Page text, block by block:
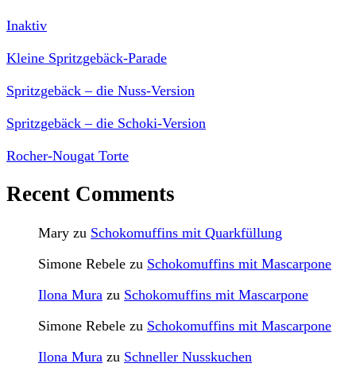
Inaktiv
Kleine Spritzgebäck-Parade
Spritzgebäck – die Nuss-Version
Spritzgebäck – die Schoki-Version
Rocher-Nougat Torte
Recent Comments
Mary zu Schokomuffins mit Quarkfüllung
Simone Rebele zu Schokomuffins mit Mascarpone
Ilona Mura zu Schokomuffins mit Mascarpone
Simone Rebele zu Schokomuffins mit Mascarpone
Ilona Mura zu Schneller Nusskuchen